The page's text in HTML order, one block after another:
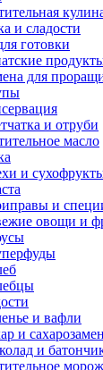
и сладости
готовки
для
и отруби
масло
и
и
овощи и
и вафли
и
и